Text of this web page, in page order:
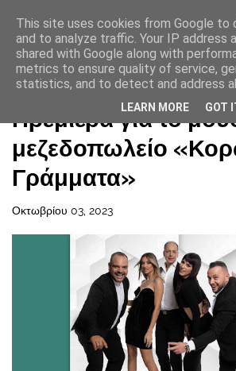
Αρχική σελίδα
Πρεμιέρα για το
μεζεδοπωλείο
Γράμματα»
Οκτωβρίου 03, 2023
This site uses cookies from Google to
and to analyze traffic. Your IP address
shared with Google along with
metrics to ensure quality of service,
statistics, and to detect and address
LEARN MORE GOT